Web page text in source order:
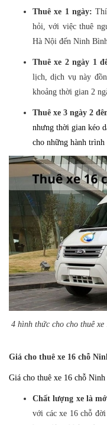
Thuê xe 1 ngày:
hỏi, với việc thuê
Hà Nội đến Ninh
Thuê xe 2 ngày 1
lịch, dịch vụ này
khoảng thời gian 2
Thuê xe 3 ngày 2
nhưng thời gian kéo
cho những hành trình
4 hình thức cho cho thuê
Giá cho thuê xe 16 chỗ
Giá cho thuê xe 16 chỗ
Chất lượng xe là
với các xe 16 chỗ